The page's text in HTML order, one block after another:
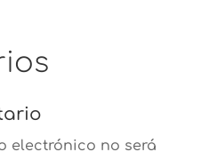
electrónico no será